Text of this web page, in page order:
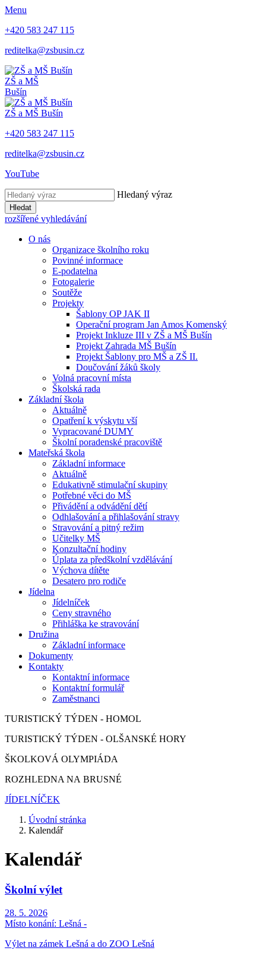
Menu
+420 583 247 115
reditelka@zsbusin.cz
ZŠ a MŠ
Bušín
ZŠ a MŠ Bušín
+420 583 247 115
reditelka@zsbusin.cz
YouTube
Hledaný výraz
Hledat
rozšířené vyhledávání
O nás
Organizace školního roku
Povinné informace
E-podatelna
Fotogalerie
Soutěže
Projekty
Šablony OP JAK II
Operační program Jan Amos Komenský
Projekt Inkluze III v ZŠ a MŠ Bušín
Projekt Zahrada MŠ Bušín
Projekt Šablony pro MŠ a ZŠ II.
Doučování žáků školy
Volná pracovní místa
Školská rada
Základní škola
Aktuálně
Opatření k výskytu vší
Vypracované DUMY
Školní poradenské pracoviště
Mateřská škola
Základní informace
Aktuálně
Edukativně stimulační skupiny
Potřebné věci do MŠ
Přivádění a odvádění dětí
Odhlašování a přihlašování stravy
Stravování a pitný režim
Učitelky MŠ
Konzultační hodiny
Úplata za předškolní vzdělávání
Výchova dítěte
Desatero pro rodiče
Jídelna
Jídelníček
Ceny stravného
Přihláška ke stravování
Družina
Základní informace
Dokumenty
Kontakty
Kontaktní informace
Kontaktní formulář
Zaměstnanci
TURISTICKÝ TÝDEN - HOMOL
TURISTICKÝ TÝDEN - OLŠANSKÉ HORY
ŠKOLKOVÁ OLYMPIÁDA
ROZHLEDNA NA BRUSNÉ
JÍDELNÍČEK
Úvodní stránka
Kalendář
Kalendář
Školní výlet
28. 5. 2026
Místo konání: Lešná -
Výlet na zámek Lešná a do ZOO Lešná